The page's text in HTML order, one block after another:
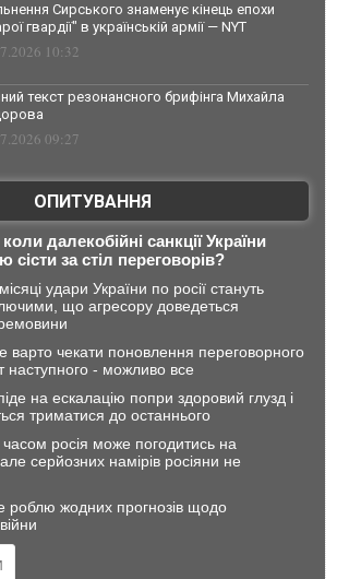
Сирського знаменує кінець епохи
гвардії" в українській армії — NYT
10:32
текст резонансного брифінга Михайла
09:27
ОПИТУВАННЯ
далекобійні санкції України
сісти за стіл переговорів?
удари України по росії стануть
що агресору доведеться
варто чекати поновлення переговорного
наступного - можливо все
на ескалацію попри здоровий глузд і
триматися до останнього
росія може погодитись на
серйозних намірів росіяни не
роблю жодних прогнозів щодо